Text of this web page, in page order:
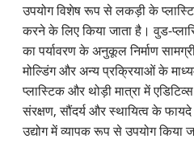
उपयोग विशेष रूप से लकड़ी के
करने के लिए किया जाता है। वुड-
का पर्यावरण के अनुकूल निर्माण
मोल्डिंग और अन्य प्रक्रियाओं के
प्लास्टिक और थोड़ी मात्रा में
संरक्षण, सौंदर्य और स्थायित्व के
उद्योग में व्यापक रूप से उपयोग किया